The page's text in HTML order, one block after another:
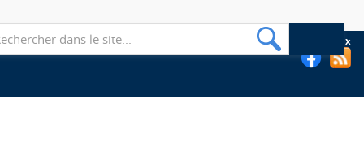
Suivez les bibliothèques de l'EHESP sur les réseaux sociaux